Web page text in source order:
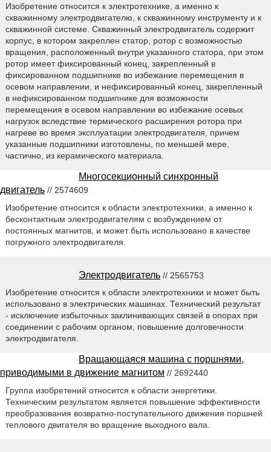
Изобретение относится к электротехнике, а именно к
скважинному электродвигателю, к скважинному инструменту и к
скважинной системе. Скважинный электродвигатель содержит
корпус, в котором закреплен статор, ротор с возможностью
вращения, расположенный внутри указанного статора, при этом
ротор имеет фиксированный конец, закрепленный в
фиксированном подшипнике во избежание перемещения в
осевом направлении, и нефиксированный конец, закрепленный
в нефиксированном подшипнике для возможности
перемещения в осевом направлении во избежание осевых
нагрузок вследствие термического расширения ротора при
нагреве во время эксплуатации электродвигателя, причем
указанные подшипники изготовлены, по меньшей мере,
частично, из керамического материала.
Многосекционный синхронный
двигатель // 2574609
Изобретение относится к области электротехники, а именно к
бесконтактным электродвигателям с возбуждением от
постоянных магнитов, и может быть использовано в качестве
погружного электродвигателя.
Электродвигатель // 2565753
Изобретение относится к области электротехники и может быть
использовано в электрических машинах. Технический результат
- исключение избыточных заклинивающих связей в опорах при
соединении с рабочим органом, повышение долговечности
электродвигателя.
Вращающаяся машина с поршнями,
приводимыми в движение магнитом // 2692440
Группа изобретений относится к области энергетики.
Техническим результатом является повышение эффективности
преобразования возвратно-поступательного движения поршней
теплового двигателя во вращение выходного вала.